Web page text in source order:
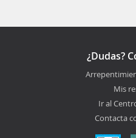
¿Dudas?
Mis
Ir al
Contacta